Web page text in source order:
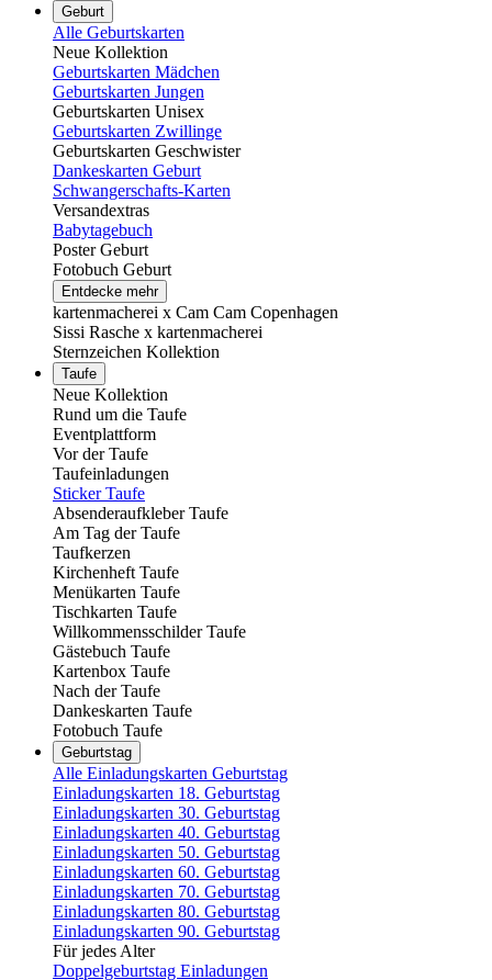
Geburt
Alle Geburtskarten
Neue Kollektion
Geburtskarten Mädchen
Geburtskarten Jungen
Geburtskarten Unisex
Geburtskarten Zwillinge
Geburtskarten Geschwister
Dankeskarten Geburt
Schwangerschafts-Karten
Versandextras
Babytagebuch
Poster Geburt
Fotobuch Geburt
Entdecke mehr
kartenmacherei x Cam Cam Copenhagen
Sissi Rasche x kartenmacherei
Sternzeichen Kollektion
Taufe
Neue Kollektion
Rund um die Taufe
Eventplattform
Vor der Taufe
Taufeinladungen
Sticker Taufe
Absenderaufkleber Taufe
Am Tag der Taufe
Taufkerzen
Kirchenheft Taufe
Menükarten Taufe
Tischkarten Taufe
Willkommensschilder Taufe
Gästebuch Taufe
Kartenbox Taufe
Nach der Taufe
Dankeskarten Taufe
Fotobuch Taufe
Geburtstag
Alle Einladungskarten Geburtstag
Einladungskarten 18. Geburtstag
Einladungskarten 30. Geburtstag
Einladungskarten 40. Geburtstag
Einladungskarten 50. Geburtstag
Einladungskarten 60. Geburtstag
Einladungskarten 70. Geburtstag
Einladungskarten 80. Geburtstag
Einladungskarten 90. Geburtstag
Für jedes Alter
Doppelgeburtstag Einladungen